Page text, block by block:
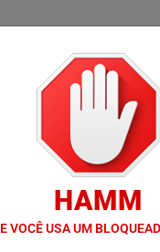
CONCURSOS
DA DÍVIDA PÚBLICA
HAMM
VOCÊ USA UM